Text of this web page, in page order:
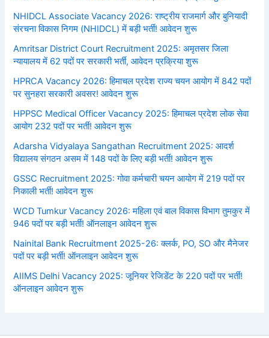
NHIDCL Associate Vacancy 2026: राष्ट्रीय राजमार्ग और बुनियादी
संरचना विकास निगम (NHIDCL) में बड़ी भर्ती! आवेदन शुरू
Amritsar District Court Recruitment 2025: अमृतसर जिला
न्यायालय में 62 पदों पर सरकारी भर्ती, आवेदन प्रक्रिया शुरू
HPRCA Vacancy 2026: हिमाचल प्रदेश राज्य चयन आयोग में 842 पदों
पर सुनहरा सरकारी अवसर! आवेदन शुरू
HPPSC Medical Officer Vacancy 2025: हिमाचल प्रदेश लोक सेवा
आयोग 232 पदों पर भर्ती! आवेदन शुरू
Adarsha Vidyalaya Sangathan Recruitment 2025: आदर्श
विद्यालय संगठन असम में 148 पदों के लिए बड़ी भर्ती! आवेदन शुरू
GSSC Recruitment 2025: गोवा कर्मचारी चयन आयोग में 219 पदों पर
निकाली भर्ती! आवेदन शुरू
WCD Tumkur Vacancy 2026: महिला एवं बाल विकास विभाग तुमकुर में
946 पदों पर बड़ी भर्ती! ऑनलाइन आवेदन शुरू
Nainital Bank Recruitment 2025-26: क्लर्क, PO, SO और मैनेजर
पदों पर बड़ी भर्ती! ऑनलाइन आवेदन शुरू
AIIMS Delhi Vacancy 2025: जूनियर रेजिडेंट के 220 पदों पर भर्ती!
ऑनलाइन आवेदन शुरू